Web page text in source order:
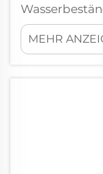
Einführung in
PVA?
MEHR